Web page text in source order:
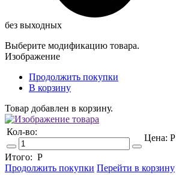
без выходных
Выберите модификацию товара.
Изображение
Продолжить покупки
В корзину
Товар добавлен в корзину.
Кол-во:
Цена: Р
Итого: Р
Продолжить покупки Перейти в корзину